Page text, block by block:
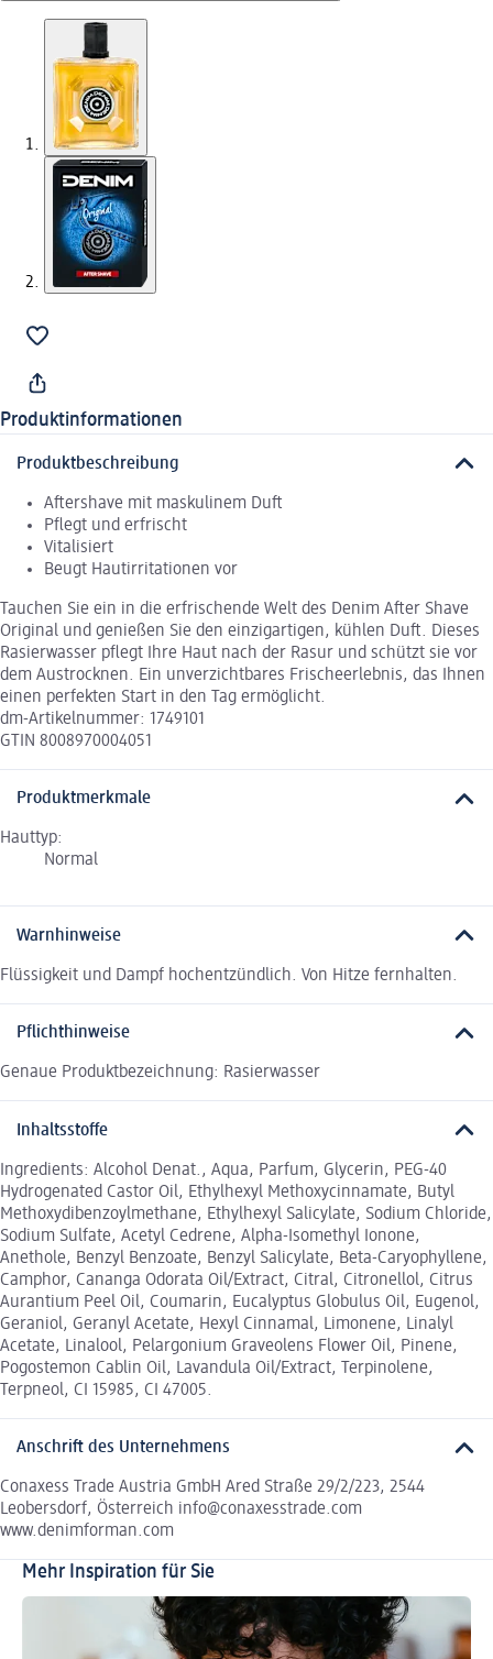
Produktinformationen
Produktbeschreibung
Aftershave mit maskulinem Duft
Pflegt und erfrischt
Vitalisiert
Beugt Hautirritationen vor
Tauchen Sie ein in die erfrischende Welt des Denim After Shave
Original und genießen Sie den einzigartigen, kühlen Duft. Dieses
Rasierwasser pflegt Ihre Haut nach der Rasur und schützt sie vor
dem Austrocknen. Ein unverzichtbares Frischeerlebnis, das Ihnen
einen perfekten Start in den Tag ermöglicht.
dm-Artikelnummer: 1749101
GTIN 8008970004051
Produktmerkmale
Hauttyp:
Normal
Warnhinweise
Flüssigkeit und Dampf hochentzündlich. Von Hitze fernhalten.
Pflichthinweise
Genaue Produktbezeichnung: Rasierwasser
Inhaltsstoffe
Ingredients: Alcohol Denat., Aqua, Parfum, Glycerin, PEG-40
Hydrogenated Castor Oil, Ethylhexyl Methoxycinnamate, Butyl
Methoxydibenzoylmethane, Ethylhexyl Salicylate, Sodium Chloride,
Sodium Sulfate, Acetyl Cedrene, Alpha-Isomethyl Ionone,
Anethole, Benzyl Benzoate, Benzyl Salicylate, Beta-Caryophyllene,
Camphor, Cananga Odorata Oil/Extract, Citral, Citronellol, Citrus
Aurantium Peel Oil, Coumarin, Eucalyptus Globulus Oil, Eugenol,
Geraniol, Geranyl Acetate, Hexyl Cinnamal, Limonene, Linalyl
Acetate, Linalool, Pelargonium Graveolens Flower Oil, Pinene,
Pogostemon Cablin Oil, Lavandula Oil/Extract, Terpinolene,
Terpneol, CI 15985, CI 47005.
Anschrift des Unternehmens
Conaxess Trade Austria GmbH Ared Straße 29/2/223, 2544
Leobersdorf, Österreich info@conaxesstrade.com
www.denimforman.com
Mehr Inspiration für Sie